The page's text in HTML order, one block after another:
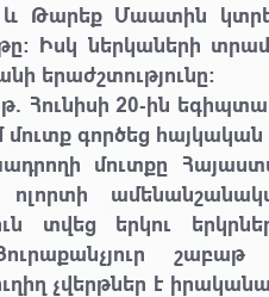
և Թարեք Մաատին
Իսկ ներկաների
երաժշտությունը:
Հունիսի 20-ին
գործեց հայկական
մուտքը
տվեց երկու
շաբաթ
չվերթներ է